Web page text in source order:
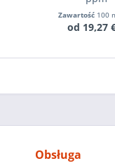
Zawartość 100
od 19,27
Obsługa